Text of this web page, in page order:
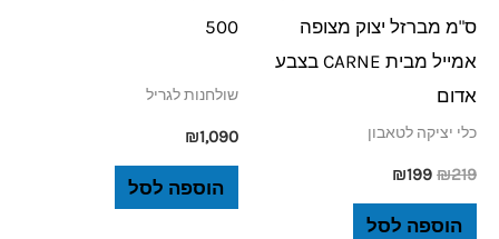
ס"מ מברזל יצוק מצופה
אמייל מבית CARNE בצבע
אדום
כלי יציקה לטאבון
₪219
₪199
הוספה לסל
500
שולחנות לגריל
₪1,090
הוספה לסל